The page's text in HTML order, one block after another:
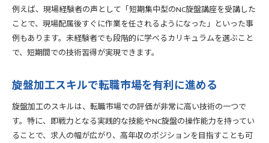
例えば、現場経験者の声として「短期集中型のNC旋盤講座を受講した
ことで、現場配属後すぐに作業を任されるようになった」といった事
例もあります。未経験者でも段階的に学べるカリキュラムを選ぶこと
で、短期間での技術習得が実現できます。
旋盤加工スキルで転職市場を有利に進める
旋盤加工のスキルは、転職市場での評価が非常に高い技術の一つで
す。特に、即戦力となる実践的な技能やNC旋盤の操作能力を持ってい
ることで、求人の幅が広がり、高年収のポジションを目指すことも可